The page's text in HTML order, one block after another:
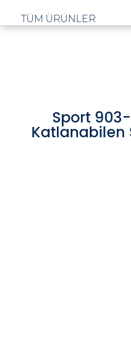
TÜM ÜRÜNLER
Sport
Katlanabilen